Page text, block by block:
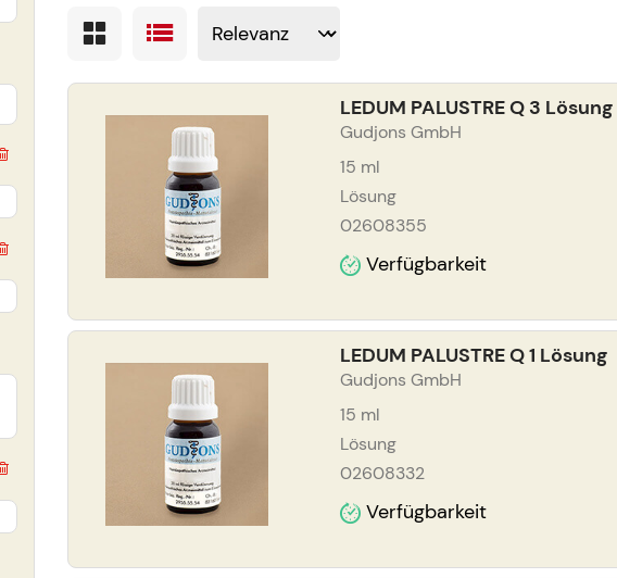
LEDUM PALUSTRE Q 3 Lösung
Gudjons GmbH
15 ml
Lösung
02608355
Verfügbarkeit
LEDUM PALUSTRE Q 1 Lösung
Gudjons GmbH
15 ml
Lösung
02608332
Verfügbarkeit